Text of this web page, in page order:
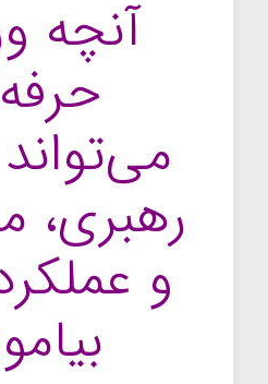
آنچه
می‌تواند
رهبری،
و